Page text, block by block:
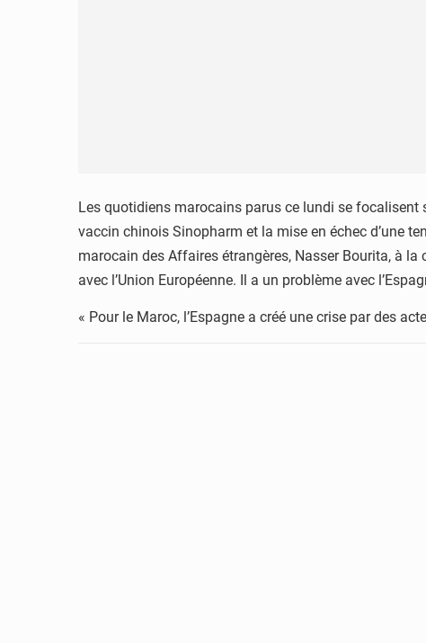
Les quotidiens marocains parus ce lundi se focalisent
vaccin chinois Sinopharm et la mise en échec d’une
marocain des Affaires étrangères, Nasser Bourita, à
avec l’Union Européenne. Il a un problème avec
« Pour le Maroc, l’Espagne a créé une crise par des